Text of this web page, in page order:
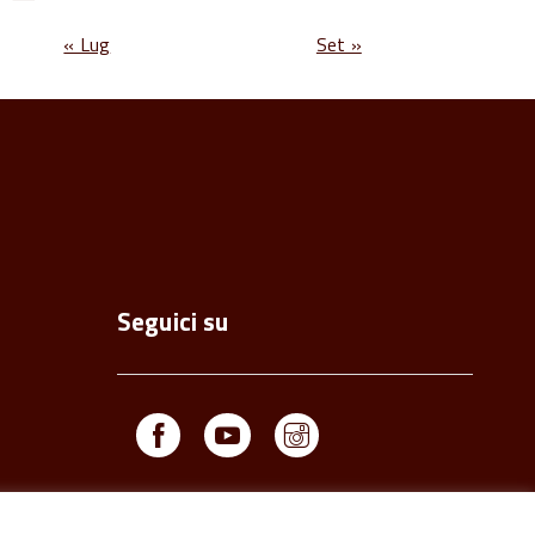
« Lug
Set »
Seguici su
Facebook Youtube